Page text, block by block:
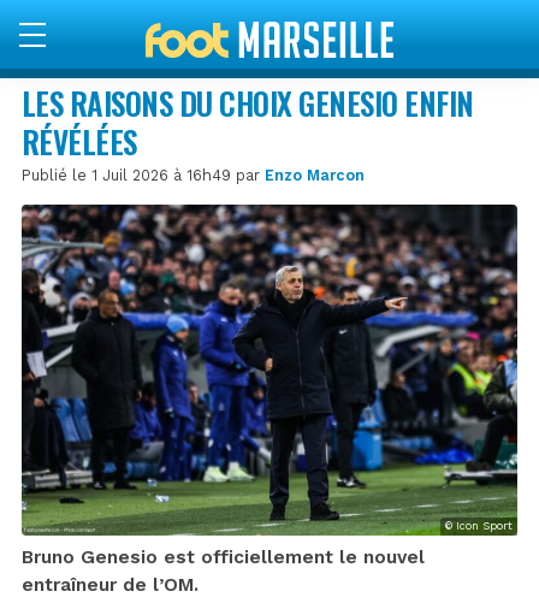
LES RAISONS DU CHOIX GENESIO ENFIN
RÉVÉLÉES
Publié le 1 Juil 2026 à 16h49 par Enzo Marcon
© Icon Sport
Bruno Genesio est officiellement le nouvel
entraîneur de l’OM.